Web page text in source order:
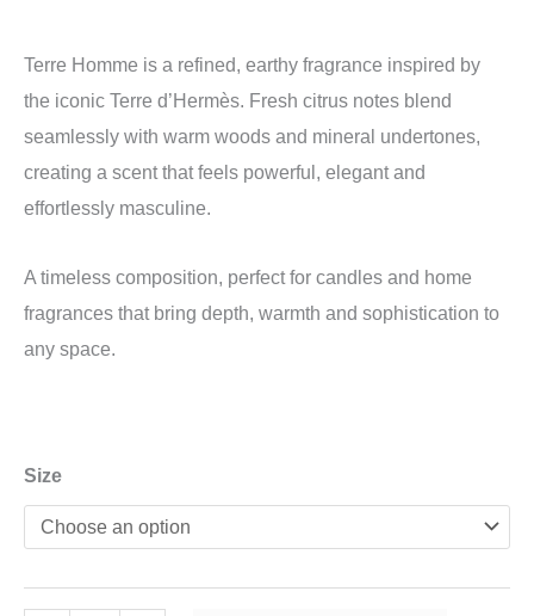
Terre Homme is a refined, earthy fragrance inspired by
the iconic Terre d’Hermès. Fresh citrus notes blend
seamlessly with warm woods and mineral undertones,
creating a scent that feels powerful, elegant and
effortlessly masculine.
A timeless composition, perfect for candles and home
fragrances that bring depth, warmth and sophistication to
any space.
Size